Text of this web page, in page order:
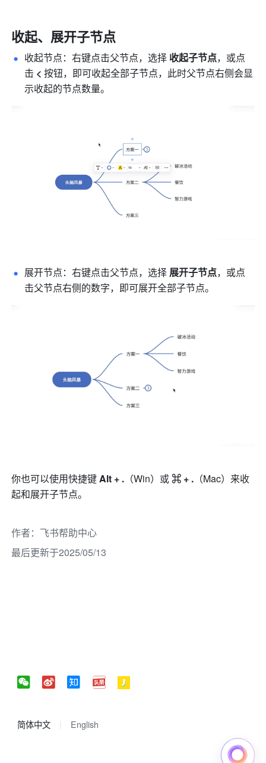
收起、展开子节点
收起节点：右键点击父节点，选择 收起子节点，或点
击 < 按钮，即可收起全部子节点，此时父节点右侧会显
示收起的节点数量。
展开节点：右键点击父节点，选择 展开子节点，或点
击父节点右侧的数字，即可展开全部子节点。
你也可以使用快捷键Alt + . （Win）或 ⌘ + . （Mac）来收
起和展开子节点。
作者： 飞书帮助中心
最后更新于2025/05/13
简体中文 English